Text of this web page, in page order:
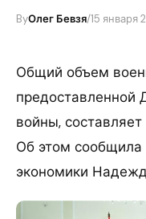
ByОлег Бевзя/15 января
Общий объем
предоставленной
войны,
Об этом сообщила
экономики